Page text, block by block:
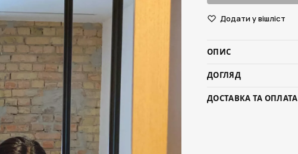
Додати у вішліст
ОПИС
ДОГЛЯД
ДОСТАВКА ТА ОПЛАТА